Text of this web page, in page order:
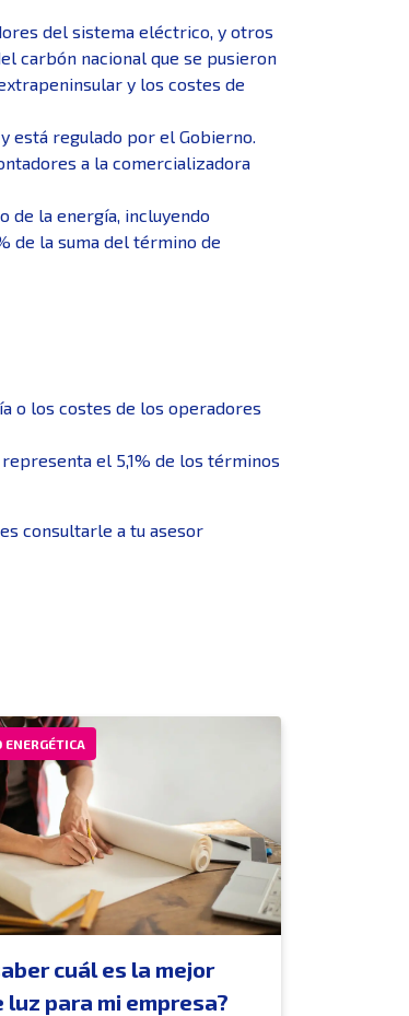
del sistema eléctrico, y otros
carbón nacional que se pusieron
y los costes de
está regulado por el Gobierno.
a la comercializadora
de la energía, incluyendo
de la suma del término de
o los costes de los operadores
el 5,1% de los términos
consultarle a tu asesor
cuál es la mejor
para mi empresa?